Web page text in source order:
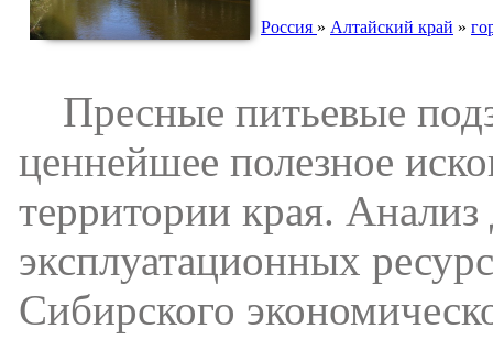
Россия » Алтайский край »
Пресные питьевые
ценнейшее полезное
территории края.
эксплуатационных
Сибирского